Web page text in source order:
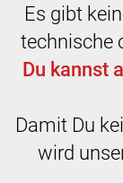
Es gibt
technische
Du kannst
Damit Du
wird